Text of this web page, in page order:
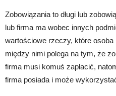
Zobowiązania to długi lub
lub firma ma wobec innych
wartościowe rzeczy, które
między nimi polega na tym, że
firma musi komuś zapłacić,
firma posiada i może